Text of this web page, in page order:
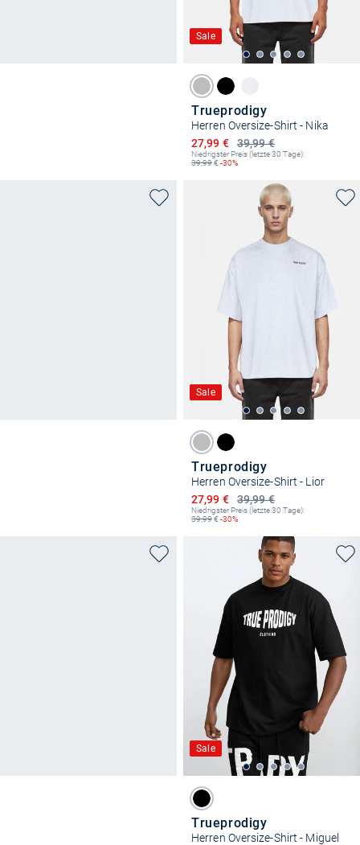
Sale
Trueprodigy
Herren Oversize-Shirt - Nika
39,99 €
Ermäßigter Preis
27,99 €
Niedrigster Preis (letzte 30 Tage):
39,99€ -30%
Sale
Trueprodigy
Herren Oversize-Shirt - Lior
39,99 €
Ermäßigter Preis
27,99 €
Niedrigster Preis (letzte 30 Tage):
39,99€ -30%
Sale
Trueprodigy
Herren Oversize-Shirt - Miguel